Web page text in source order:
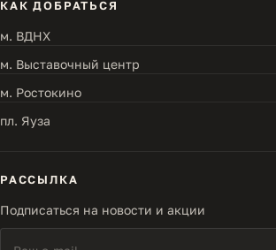
КАК ДОБРАТЬСЯ
м. ВДНХ
м. Выставочный центр
м. Ростокино
пл. Яуза
РАССЫЛКА
Подписаться на новости и акции